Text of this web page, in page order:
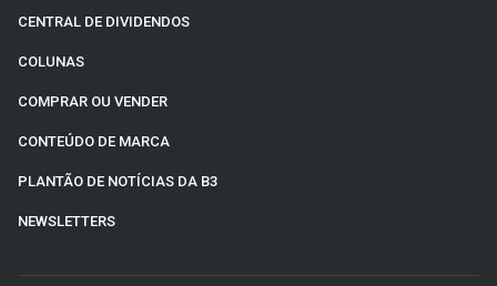
CENTRAL DE DIVIDENDOS
COLUNAS
COMPRAR OU VENDER
CONTEÚDO DE MARCA
PLANTÃO DE NOTÍCIAS DA B3
NEWSLETTERS